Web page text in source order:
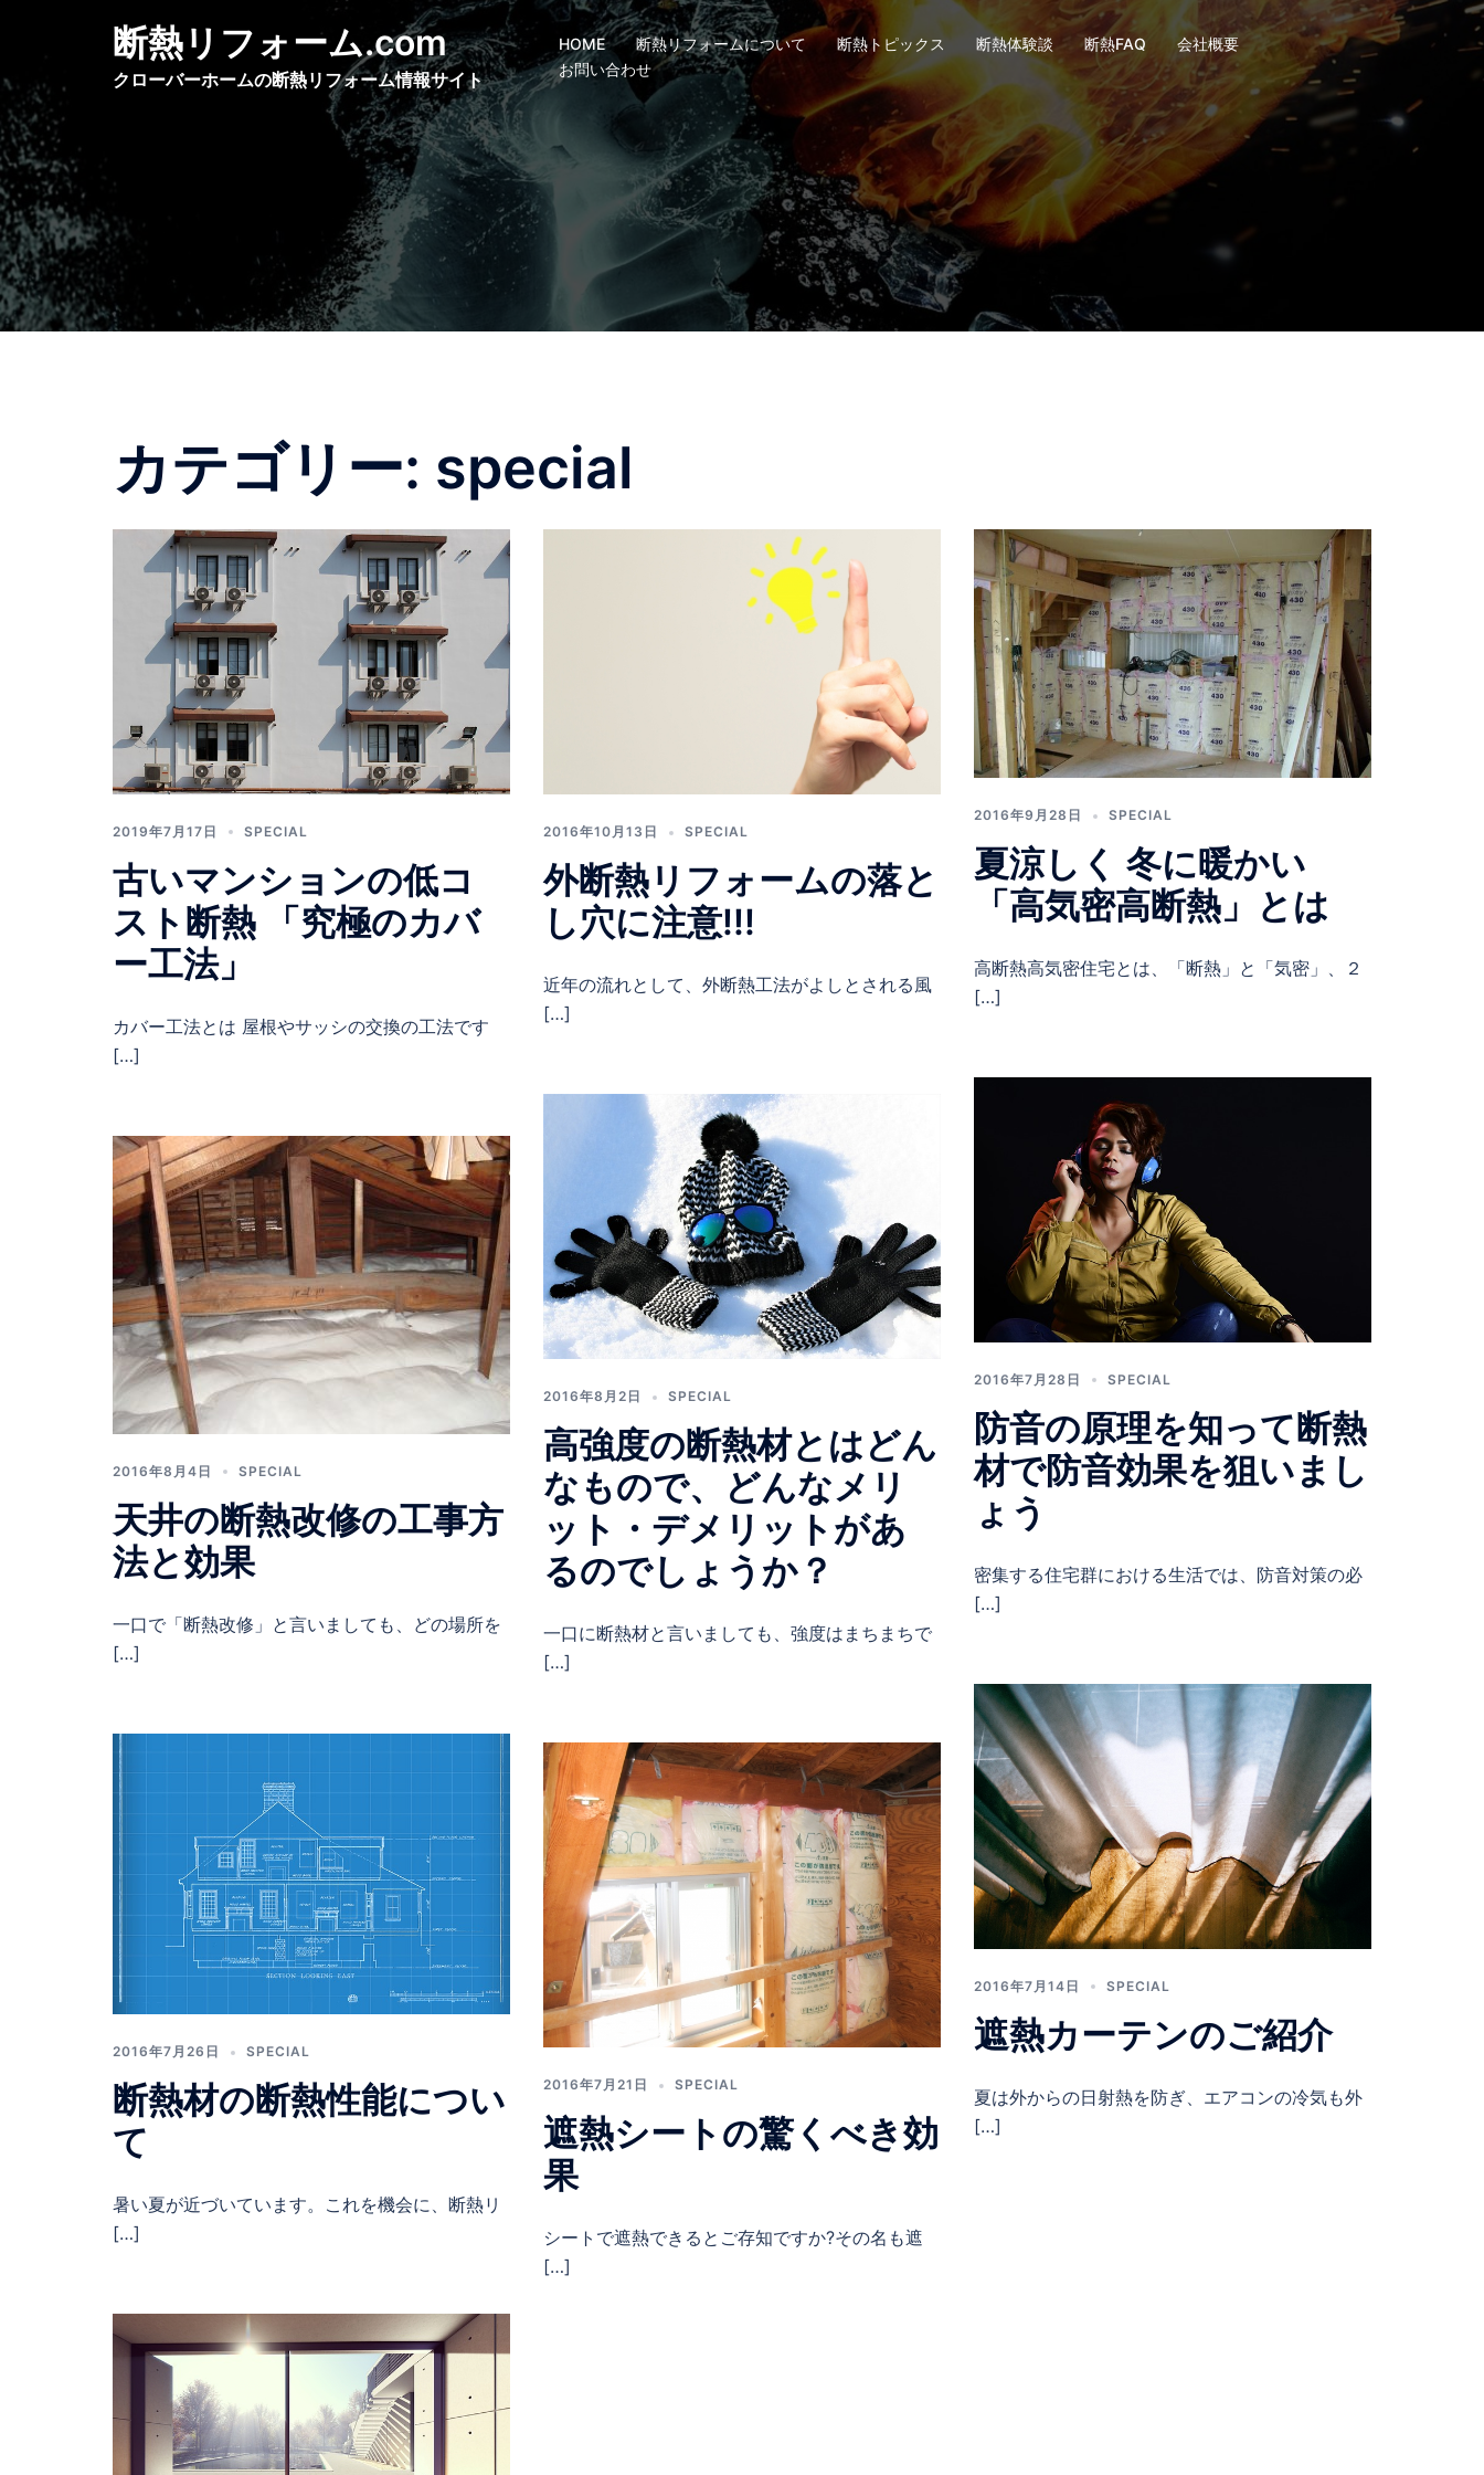
ツ
へ
ス
キ
ッ
プ
断熱リフォーム.com
クローバーホームの断熱リフォーム情報サイト
HOME 断熱リフォームについて 断熱トピックス 断熱体験談 断熱FAQ
会社概要
お問い合わせ
カテゴリー: special
2019年7月17日 SPECIAL
古いマンションの低コ
スト断熱 「究極のカバ
ー工法」
カバー工法とは 屋根やサッシの交換の工法です
[…]
2016年10月13日 SPECIAL
外断熱リフォームの落と
し穴に注意!!!
近年の流れとして、外断熱工法がよしとされる風
[…]
2016年9月28日 SPECIAL
夏涼しく 冬に暖かい
「高気密高断熱」とは
高断熱高気密住宅とは、「断熱」と「気密」、２
[…]
2016年8月4日 SPECIAL
天井の断熱改修の工事方
法と効果
一口で「断熱改修」と言いましても、どの場所を
[…]
2016年8月2日 SPECIAL
高強度の断熱材とはどん
なもので、どんなメリ
ット・デメリットがあ
るのでしょうか？
一口に断熱材と言いましても、強度はまちまちで
[…]
2016年7月28日 SPECIAL
防音の原理を知って断熱
材で防音効果を狙いまし
ょう
密集する住宅群における生活では、防音対策の必
[…]
2016年7月26日 SPECIAL
断熱材の断熱性能につい
て
暑い夏が近づいています。これを機会に、断熱リ
[…]
2016年7月21日 SPECIAL
遮熱シートの驚くべき効
果
シートで遮熱できるとご存知ですか?その名も遮
[…]
2016年7月14日 SPECIAL
遮熱カーテンのご紹介
夏は外からの日射熱を防ぎ、エアコンの冷気も外
[…]